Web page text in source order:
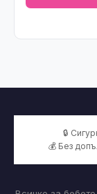
🔒
💰 Без